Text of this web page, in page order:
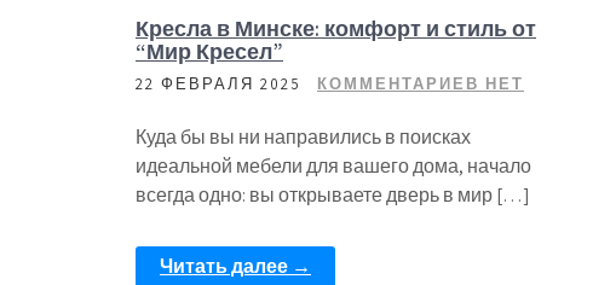
Кресла в Минске: комфорт и стиль от
“Мир Кресел”
22 ФЕВРАЛЯ 2025 КОММЕНТАРИЕВ НЕТ
Куда бы вы ни направились в поисках
идеальной мебели для вашего дома, начало
всегда одно: вы открываете дверь в мир […]
Читать далее →